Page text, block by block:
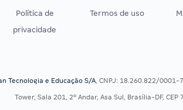
Política de
privacidade
Termos de uso
Tecnologia e Educação S/A, CNPJ: 18.260.822/0001-
Tower, Sala 201, 2º Andar, Asa Sul, Brasília-DF, CEP